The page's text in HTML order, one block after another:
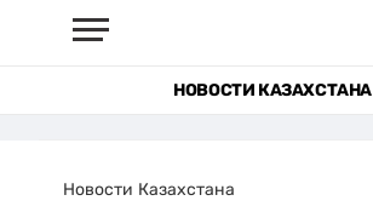
НОВОСТИ КАЗАХСТАНА
Новости Казахстана